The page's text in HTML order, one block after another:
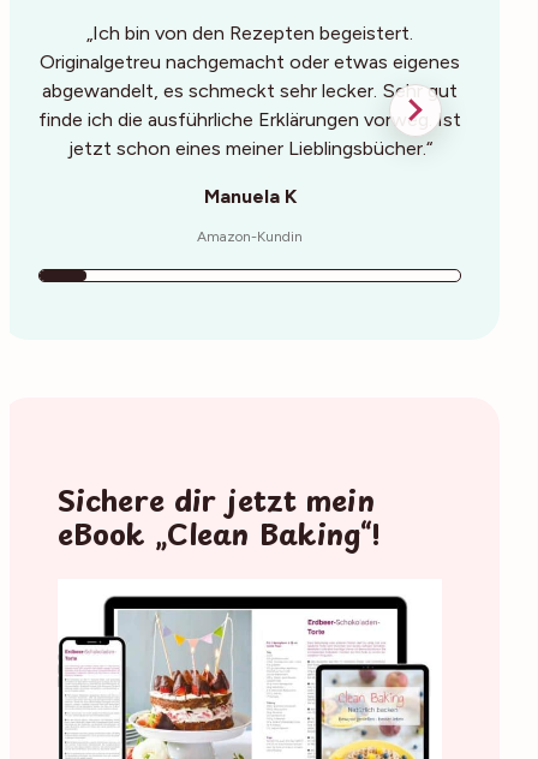
„Ich bin von den Rezepten begeistert.
Originalgetreu nachgemacht oder etwas eigenes
abgewandelt, es schmeckt sehr lecker. Sehr gut
finde ich die ausführliche Erklärungen vorweg. Ist
jetzt schon eines meiner Lieblingsbücher.“
Manuela K
Amazon-Kundin
Sichere dir jetzt mein
eBook „Clean Baking“!